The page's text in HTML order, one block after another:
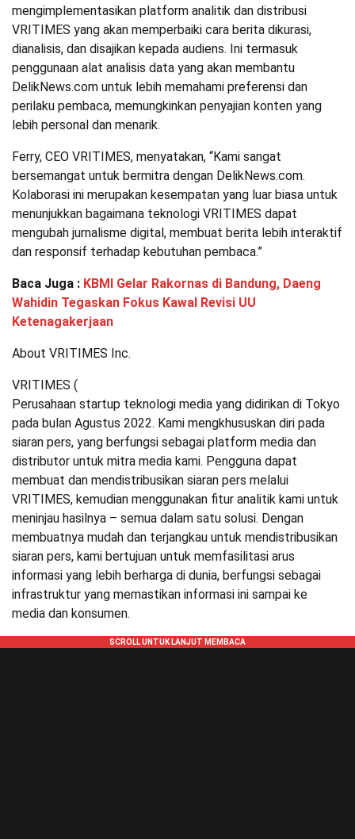
mengimplementasikan platform analitik dan distribusi
VRITIMES yang akan memperbaiki cara berita dikurasi,
dianalisis, dan disajikan kepada audiens. Ini termasuk
penggunaan alat analisis data yang akan membantu
DelikNews.com untuk lebih memahami preferensi dan
perilaku pembaca, memungkinkan penyajian konten yang
lebih personal dan menarik.
Ferry, CEO VRITIMES, menyatakan, “Kami sangat
bersemangat untuk bermitra dengan DelikNews.com.
Kolaborasi ini merupakan kesempatan yang luar biasa untuk
menunjukkan bagaimana teknologi VRITIMES dapat
mengubah jurnalisme digital, membuat berita lebih interaktif
dan responsif terhadap kebutuhan pembaca.”
Baca Juga : KBMI Gelar Rakornas di Bandung, Daeng
Wahidin Tegaskan Fokus Kawal Revisi UU
Ketenagakerjaan
About VRITIMES Inc.
VRITIMES (
Perusahaan startup teknologi media yang didirikan di Tokyo
pada bulan Agustus 2022. Kami mengkhususkan diri pada
siaran pers, yang berfungsi sebagai platform media dan
distributor untuk mitra media kami. Pengguna dapat
membuat dan mendistribusikan siaran pers melalui
VRITIMES, kemudian menggunakan fitur analitik kami untuk
meninjau hasilnya – semua dalam satu solusi. Dengan
membuatnya mudah dan terjangkau untuk mendistribusikan
siaran pers, kami bertujuan untuk memfasilitasi arus
informasi yang lebih berharga di dunia, berfungsi sebagai
infrastruktur yang memastikan informasi ini sampai ke
media dan konsumen.